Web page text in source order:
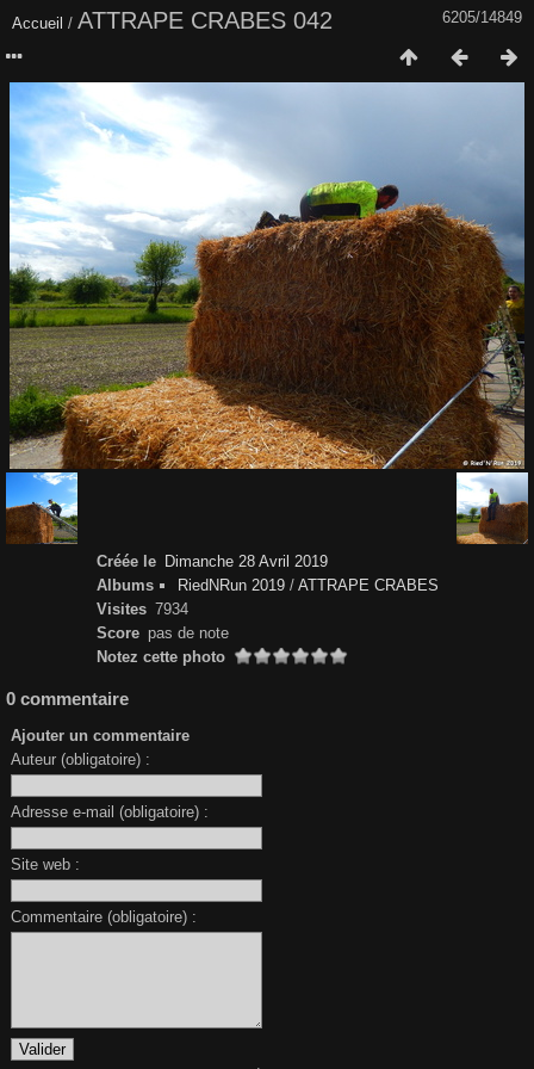
6205/14849
Accueil / ATTRAPE CRABES 042
Créée le Dimanche 28 Avril 2019
Albums
RiedNRun 2019/ ATTRAPE CRABES
Visites 7934
Score pas de note
Notez cette photo
0 commentaire
Ajouter un commentaire
Auteur (obligatoire) :
Adresse e-mail (obligatoire) :
Site web :
Commentaire (obligatoire) :